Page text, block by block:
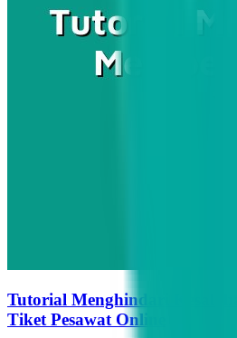
Tutorial Menghindari
Tiket Pesawat Online